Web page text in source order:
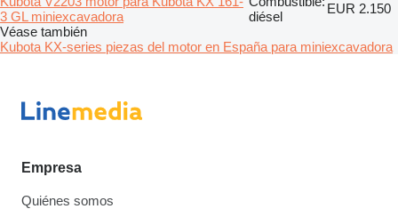
3 GL miniexcavadora
diésel
EUR 2.150
Véase también
Kubota KX-series piezas del motor en España para miniexcavadora
Empresa
Quiénes somos